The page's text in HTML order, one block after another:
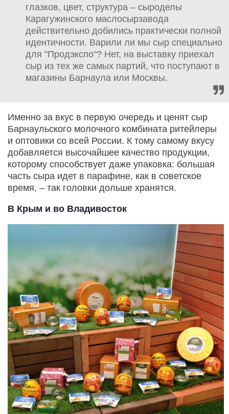
глазков, цвет, структура – сыроделы
Карагужинского маслосырзавода
действительно добились практически полной
идентичности. Варили ли мы сыр специально
для "Продэкспо"? Нет, на выставку приехал
сыр из тех же самых партий, что поступают в
магазины Барнаула или Москвы.
Именно за вкус в первую очередь и ценят сыр
Барнаульского молочного комбината ритейлеры
и оптовики со всей России. К тому самому вкусу
добавляется высочайшее качество продукции,
которому способствует даже упаковка: большая
часть сыра идет в парафине, как в советское
время, – так головки дольше хранятся.
В Крым и во Владивосток